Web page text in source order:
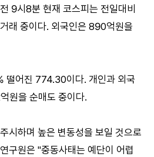
9시8분 현재 코스피는 전일대비
래 중이다. 외국인은 890억원을
떨어진 774.30이다. 개인과 외국
원을 순매도 중이다.
시하며 높은 변동성을 보일 것으로
구원은 "중동사태는 예단이 어렵